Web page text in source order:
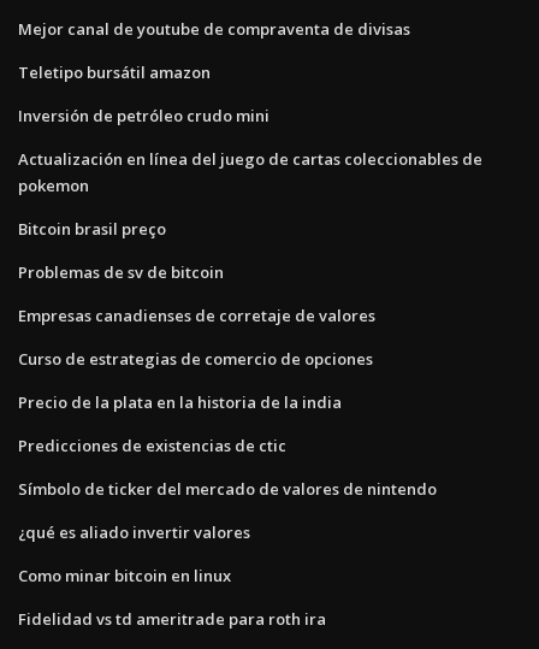
Mejor canal de youtube de compraventa de divisas
Teletipo bursátil amazon
Inversión de petróleo crudo mini
Actualización en línea del juego de cartas coleccionables de
pokemon
Bitcoin brasil preço
Problemas de sv de bitcoin
Empresas canadienses de corretaje de valores
Curso de estrategias de comercio de opciones
Precio de la plata en la historia de la india
Predicciones de existencias de ctic
Símbolo de ticker del mercado de valores de nintendo
¿qué es aliado invertir valores
Como minar bitcoin en linux
Fidelidad vs td ameritrade para roth ira